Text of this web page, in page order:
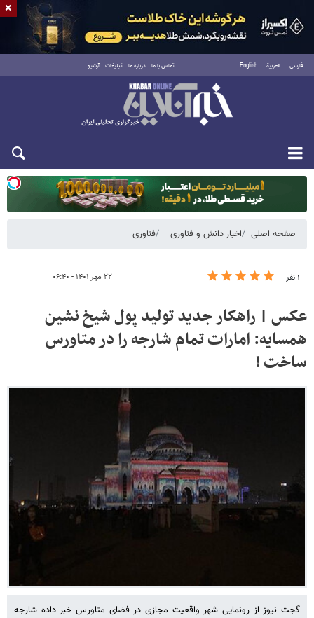
فارسی العربية English تماس با ما درباره ما تبلیغات آرشیو
دوشنبه ۱۹ مرداد ۱۴۰۵
صفحه اصلی اخبار دانش و فناوری فناوری
۱ نفر ۲۲ مهر ۱۴۰۱ - ۰۶:۴۰
عکس | راهکار جدید تولید پول شیخ نشین
همسایه: امارات تمام شارجه را در متاورس
ساخت !
گجت نیوز از رونمایی شهر واقعیت مجازی در فضای متاورس خبر داده شارجه
×